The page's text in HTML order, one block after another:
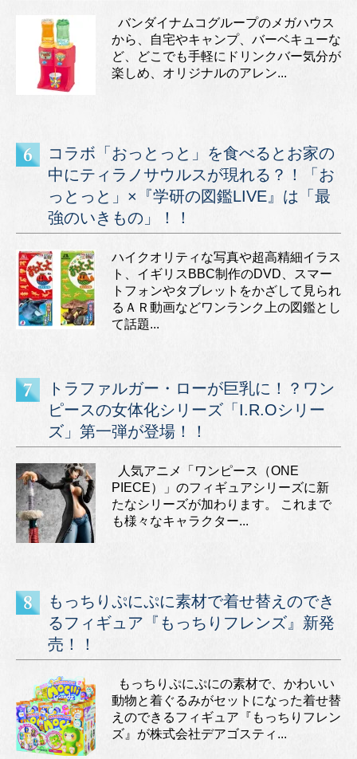
バンダイナムコグループのメガハウス
から、自宅やキャンプ、バーベキューな
ど、どこでも手軽にドリンクバー気分が
楽しめ、オリジナルのアレン...
コラボ「おっとっと」を食べるとお家の
中にティラノサウルスが現れる？！「お
っとっと」×『学研の図鑑LIVE』は「最
強のいきもの」！！
ハイクオリティな写真や超高精細イラス
ト、イギリスBBC制作のDVD、スマー
トフォンやタブレットをかざして見られ
るＡＲ動画などワンランク上の図鑑とし
て話題...
トラファルガー・ローが巨乳に！？ワン
ピースの女体化シリーズ「I.R.Oシリー
ズ」第一弾が登場！！
人気アニメ「ワンピース（ONE
PIECE）」のフィギュアシリーズに新
たなシリーズが加わります。 これまで
も様々なキャラクター...
もっちりぷにぷに素材で着せ替えのでき
るフィギュア『もっちりフレンズ』新発
売！！
もっちりぷにぷにの素材で、かわいい
動物と着ぐるみがセットになった着せ替
えのできるフィギュア『もっちりフレン
ズ』が株式会社デアゴスティ...